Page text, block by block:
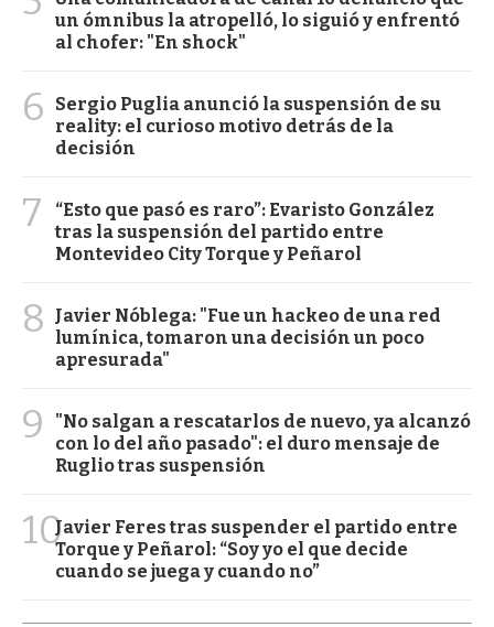
un ómnibus la atropelló, lo siguió y enfrentó
al chofer: "En shock"
6
Sergio Puglia anunció la suspensión de su
reality: el curioso motivo detrás de la
decisión
7
“Esto que pasó es raro”: Evaristo González
tras la suspensión del partido entre
Montevideo City Torque y Peñarol
8
Javier Nóblega: "Fue un hackeo de una red
lumínica, tomaron una decisión un poco
apresurada"
9
"No salgan a rescatarlos de nuevo, ya alcanzó
con lo del año pasado": el duro mensaje de
Ruglio tras suspensión
10Javier Feres tras suspender el partido entre
Torque y Peñarol: “Soy yo el que decide
cuando se juega y cuando no”